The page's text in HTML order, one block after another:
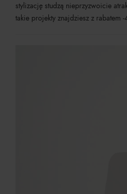
stylizację studzą nieprzyzwoicie
takie projekty znajdziesz z rabatem -